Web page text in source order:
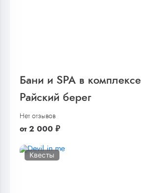
Бани и SPA в
Райский берег
Нет отзывов
от 2 000 ₽
Квесты